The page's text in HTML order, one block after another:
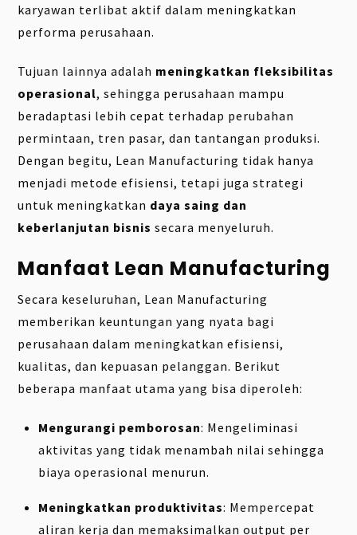
karyawan terlibat aktif dalam meningkatkan
performa perusahaan.
Tujuan lainnya adalah meningkatkan fleksibilitas
operasional, sehingga perusahaan mampu
beradaptasi lebih cepat terhadap perubahan
permintaan, tren pasar, dan tantangan produksi.
Dengan begitu, Lean Manufacturing tidak hanya
menjadi metode efisiensi, tetapi juga strategi
untuk meningkatkan daya saing dan
keberlanjutan bisnis secara menyeluruh.
Manfaat Lean Manufacturing
Secara keseluruhan, Lean Manufacturing
memberikan keuntungan yang nyata bagi
perusahaan dalam meningkatkan efisiensi,
kualitas, dan kepuasan pelanggan. Berikut
beberapa manfaat utama yang bisa diperoleh:
Mengurangi pemborosan: Mengeliminasi
aktivitas yang tidak menambah nilai sehingga
biaya operasional menurun.
Meningkatkan produktivitas: Mempercepat
aliran kerja dan memaksimalkan output per